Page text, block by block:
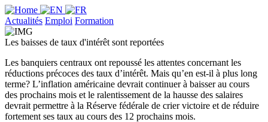
Actualités Emploi Formation
Les baisses de taux d'intérêt sont reportées
Les banquiers centraux ont repoussé les attentes concernant les
réductions précoces des taux d’intérêt. Mais qu’en est-il à plus long
terme? L’inflation américaine devrait continuer à baisser au cours
des prochains mois et le ralentissement de la hausse des salaires
devrait permettre à la Réserve fédérale de crier victoire et de réduire
fortement ses taux au cours des 12 prochains mois.